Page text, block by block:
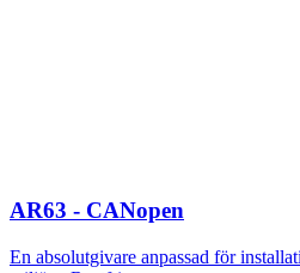
AR63 - CANopen
En absolutgivare anpassad för